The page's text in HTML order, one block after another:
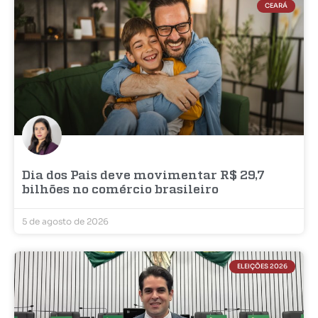
CEARÁ
Dia dos Pais deve movimentar R$ 29,7
bilhões no comércio brasileiro
5 de agosto de 2026
ELEIÇÕES 2026